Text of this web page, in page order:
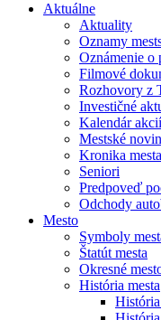
Aktuálne
Aktuality
Oznamy
Oznámenie o
Filmové
Rozhovory z
Investičné
Kalendár akcií
Mestské
Kronika mesta
Seniori
Predpoveď
Odchody
Mesto
Symboly
Štatút mesta
Okresné
História mesta